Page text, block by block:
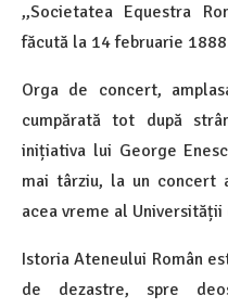
,,Societatea Equestra
făcută la 14 februarie
Orga de concert,
cumpărată tot după
inițiativa lui George
mai târziu, la un concert
acea vreme al Universității
Istoria Ateneului Român
de dezastre, spre